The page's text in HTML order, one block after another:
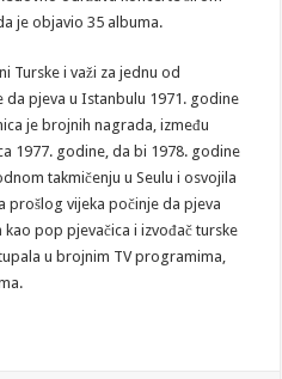
je objavio 35 albuma.
Turske i važi za jednu od
da pjeva u Istanbulu 1971. godine
je brojnih nagrada, između
1977. godine, da bi 1978. godine
takmičenju u Seulu i osvojila
prošlog vijeka počinje da pjeva
pop pjevačica i izvođač turske
u brojnim TV programima,